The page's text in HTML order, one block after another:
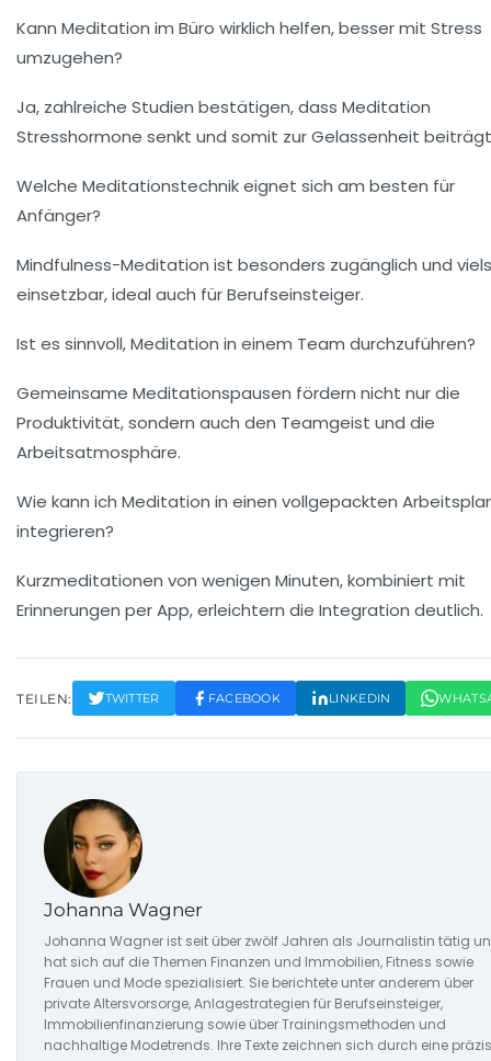
Kann Meditation im Büro wirklich helfen, besser mit Stress
umzugehen?
Ja, zahlreiche Studien bestätigen, dass Meditation
Stresshormone senkt und somit zur Gelassenheit
Welche Meditationstechnik eignet sich am besten für
Anfänger?
Mindfulness-Meditation ist besonders zugänglich und
einsetzbar, ideal auch für Berufseinsteiger.
Ist es sinnvoll, Meditation in einem Team durchzuführen?
Gemeinsame Meditationspausen fördern nicht nur die
Produktivität, sondern auch den Teamgeist und die
Arbeitsatmosphäre.
Wie kann ich Meditation in einen vollgepackten
integrieren?
Kurzmeditationen von wenigen Minuten, kombiniert mit
Erinnerungen per App, erleichtern die Integration deutlich.
TEILEN: TWITTER FACEBOOK LINKEDIN
Johanna Wagner
Johanna Wagner ist seit über zwölf Jahren als Journalistin tätig
hat sich auf die Themen Finanzen und Immobilien, Fitness sowie
Frauen und Mode spezialisiert. Sie berichtete unter anderem über
private Altersvorsorge, Anlagestrategien für Berufseinsteiger,
Immobilienfinanzierung sowie über Trainingsmethoden und
nachhaltige Modetrends. Ihre Texte zeichnen sich durch eine